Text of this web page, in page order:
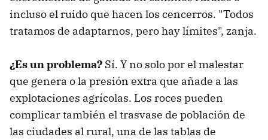
incluso el ruido que hacen los cencerros. "Todos
tratamos de adaptarnos, pero hay límites", zanja.
¿Es un problema? Sí. Y no solo por el malestar
que genera o la presión extra que añade a las
explotaciones agrícolas. Los roces pueden
complicar también el trasvase de población de
las ciudades al rural, una de las tablas de